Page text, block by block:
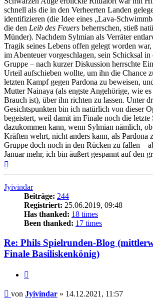
schnell als die in den Verheerten Landen
identifizieren (die Idee eines „Lava-
die den Leib des Feuers beherrschen, stieß
Münder). Nachdem Sylmian als Verräter
Tragik seines Lebens offen gelegt worden
im Abenteuer vorgeschlagen, sein Schicksal in
Gruppe – nach kurzer Diskussion herrschte
Urteil aufschieben wollte, um ihn die Chance
letzten Kampf gegen Pardona zu beweisen,
Mutter Nainaya (als engste Angehörige, wie
Brauch ist), über ihn richten zu lassen. Unter
Gesichtspunkten bin ich natürlich von dieser
begeistert, weil damit im Finale noch die letzte
dazukommen kann, wenn Sylmian nämlich,
Kräften wehrt, nicht anders kann, als Pardona
Gruppe doch noch in den Rücken zu fallen –
Januar mehr, ich bin äußert gespannt auf den
Jyivindar
Beiträge: 244
Registriert: 25.06.2019, 09:48
Has thanked: 18 times
Been thanked: 17 times
Re: Phils Spielrunden-Blog
Finale Basiliskenkönig)
Beitrag
von Jyivindar » 14.12.2021, 11:57